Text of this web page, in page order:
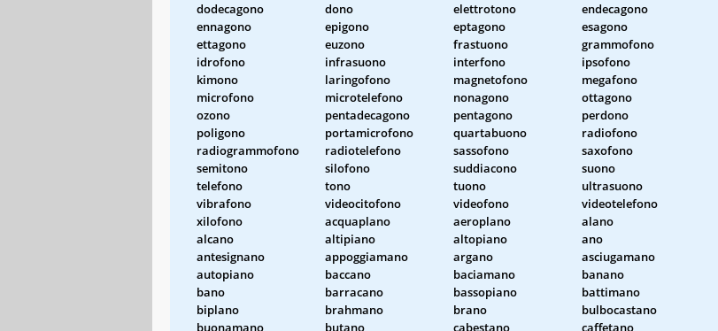
dodecagono
dono elettrotono
endecagono
ennagono
epigono eptagono
esagono
ettagono
euzono frastuono
grammofono
idrofono
infrasuono interfono
ipsofono
kimono
laringofono magnetofono
megafono
microfono
microtelefono nonagono
ottagono
ozono
pentadecagono pentagono
perdono
poligono
portamicrofono quartabuono
radiofono
radiogrammofono
radiotelefono sassofono
saxofono
semitono
silofono suddiacono
suono
telefono
tono tuono
ultrasuono
vibrafono
videocitofono videofono
videotelefono
xilofono
acquaplano aeroplano
alano
alcano
altipiano altopiano
ano
antesignano
appoggiamano argano
asciugamano
autopiano
baccano baciamano
banano
bano
barracano bassopiano
battimano
biplano
brahmano brano
bulbocastano
buonamano
butano cabestano
caffetano